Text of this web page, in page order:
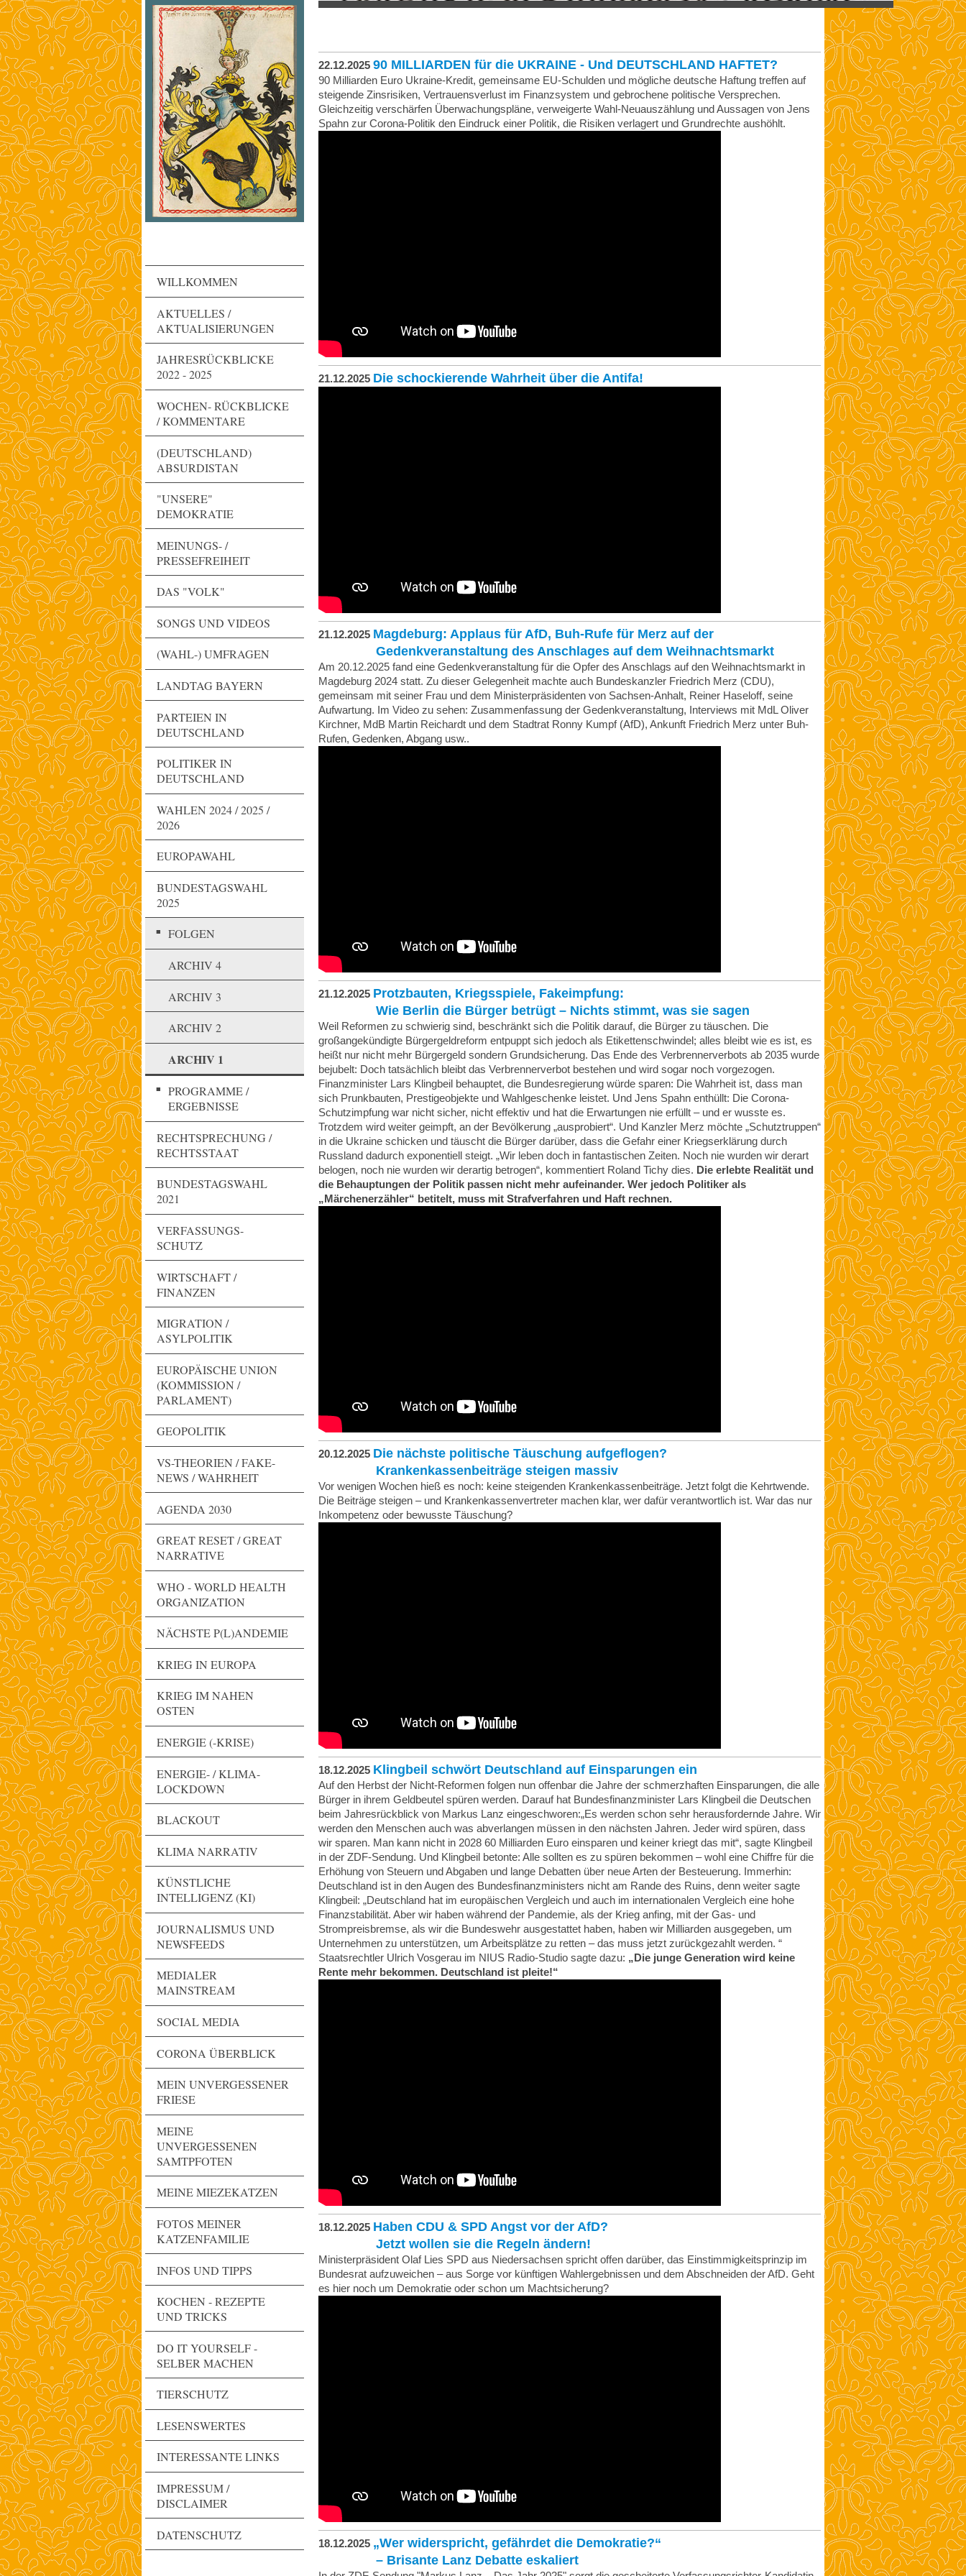
WILLKOMMEN
AKTUELLES /
AKTUALISIERUNGEN
JAHRESRÜCKBLICKE
2022 - 2025
WOCHEN- RÜCKBLICKE
/ KOMMENTARE
(DEUTSCHLAND)
ABSURDISTAN
"UNSERE"
DEMOKRATIE
MEINUNGS- /
PRESSEFREIHEIT
DAS "VOLK"
SONGS UND VIDEOS
(WAHL-) UMFRAGEN
LANDTAG BAYERN
PARTEIEN IN
DEUTSCHLAND
POLITIKER IN
DEUTSCHLAND
WAHLEN 2024 / 2025 /
2026
EUROPAWAHL
BUNDESTAGSWAHL
2025
FOLGEN
ARCHIV 4
ARCHIV 3
ARCHIV 2
ARCHIV 1
PROGRAMME /
ERGEBNISSE
RECHTSPRECHUNG /
RECHTSSTAAT
BUNDESTAGSWAHL
2021
VERFASSUNGS-
SCHUTZ
WIRTSCHAFT /
FINANZEN
MIGRATION /
ASYLPOLITIK
EUROPÄISCHE UNION
(KOMMISSION /
PARLAMENT)
GEOPOLITIK
VS-THEORIEN / FAKE-
NEWS / WAHRHEIT
AGENDA 2030
GREAT RESET / GREAT
NARRATIVE
WHO - WORLD HEALTH
ORGANIZATION
NÄCHSTE P(L)ANDEMIE
KRIEG IN EUROPA
KRIEG IM NAHEN
OSTEN
ENERGIE (-KRISE)
ENERGIE- / KLIMA-
LOCKDOWN
BLACKOUT
KLIMA NARRATIV
KÜNSTLICHE
INTELLIGENZ (KI)
JOURNALISMUS UND
NEWSFEEDS
MEDIALER
MAINSTREAM
SOCIAL MEDIA
CORONA ÜBERBLICK
MEIN UNVERGESSENER
FRIESE
MEINE
UNVERGESSENEN
SAMTPFOTEN
MEINE MIEZEKATZEN
FOTOS MEINER
KATZENFAMILIE
INFOS UND TIPPS
KOCHEN - REZEPTE
UND TRICKS
DO IT YOURSELF -
SELBER MACHEN
TIERSCHUTZ
LESENSWERTES
INTERESSANTE LINKS
IMPRESSUM /
DISCLAIMER
DATENSCHUTZ
22.12.2025 90 MILLIARDEN für die UKRAINE - Und DEUTSCHLAND HAFTET?
90 Milliarden Euro Ukraine-Kredit, gemeinsame EU-Schulden und mögliche deutsche Haftung treffen auf
steigende Zinsrisiken, Vertrauensverlust im Finanzsystem und gebrochene politische Versprechen.
Gleichzeitig verschärfen Überwachungspläne, verweigerte Wahl-Neuauszählung und Aussagen von Jens
Spahn zur Corona-Politik den Eindruck einer Politik, die Risiken verlagert und Grundrechte aushöhlt.
21.12.2025 Die schockierende Wahrheit über die Antifa!
21.12.2025 Magdeburg: Applaus für AfD, Buh-Rufe für Merz auf der
Gedenkveranstaltung des Anschlages auf dem Weihnachtsmarkt
Am 20.12.2025 fand eine Gedenkveranstaltung für die Opfer des Anschlags auf den Weihnachtsmarkt in
Magdeburg 2024 statt. Zu dieser Gelegenheit machte auch Bundeskanzler Friedrich Merz (CDU),
gemeinsam mit seiner Frau und dem Ministerpräsidenten von Sachsen-Anhalt, Reiner Haseloff, seine
Aufwartung. Im Video zu sehen: Zusammenfassung der Gedenkveranstaltung, Interviews mit MdL Oliver
Kirchner, MdB Martin Reichardt und dem Stadtrat Ronny Kumpf (AfD), Ankunft Friedrich Merz unter Buh-
Rufen, Gedenken, Abgang usw..
21.12.2025 Protzbauten, Kriegsspiele, Fakeimpfung:
Wie Berlin die Bürger betrügt – Nichts stimmt, was sie sagen
Weil Reformen zu schwierig sind, beschränkt sich die Politik darauf, die Bürger zu täuschen. Die
großangekündigte Bürgergeldreform entpuppt sich jedoch als Etikettenschwindel; alles bleibt wie es ist, es
heißt nur nicht mehr Bürgergeld sondern Grundsicherung. Das Ende des Verbrennerverbots ab 2035 wurde
bejubelt: Doch tatsächlich bleibt das Verbrennerverbot bestehen und wird sogar noch vorgezogen.
Finanzminister Lars Klingbeil behauptet, die Bundesregierung würde sparen: Die Wahrheit ist, dass man
sich Prunkbauten, Prestigeobjekte und Wahlgeschenke leistet. Und Jens Spahn enthüllt: Die Corona-
Schutzimpfung war nicht sicher, nicht effektiv und hat die Erwartungen nie erfüllt – und er wusste es.
Trotzdem wird weiter geimpft, an der Bevölkerung „ausprobiert“. Und Kanzler Merz möchte „Schutztruppen“
in die Ukraine schicken und täuscht die Bürger darüber, dass die Gefahr einer Kriegserklärung durch
Russland dadurch exponentiell steigt. „Wir leben doch in fantastischen Zeiten. Noch nie wurden wir derart
belogen, noch nie wurden wir derartig betrogen“, kommentiert Roland Tichy dies. Die erlebte Realität und
die Behauptungen der Politik passen nicht mehr aufeinander. Wer jedoch Politiker als
„Märchenerzähler“ betitelt, muss mit Strafverfahren und Haft rechnen.
20.12.2025 Die nächste politische Täuschung aufgeflogen?
Krankenkassenbeiträge steigen massiv
Vor wenigen Wochen hieß es noch: keine steigenden Krankenkassenbeiträge. Jetzt folgt die Kehrtwende.
Die Beiträge steigen – und Krankenkassenvertreter machen klar, wer dafür verantwortlich ist. War das nur
Inkompetenz oder bewusste Täuschung?
18.12.2025 Klingbeil schwört Deutschland auf Einsparungen ein
Auf den Herbst der Nicht-Reformen folgen nun offenbar die Jahre der schmerzhaften Einsparungen, die alle
Bürger in ihrem Geldbeutel spüren werden. Darauf hat Bundesfinanzminister Lars Klingbeil die Deutschen
beim Jahresrückblick von Markus Lanz eingeschworen:„Es werden schon sehr herausfordernde Jahre. Wir
werden den Menschen auch was abverlangen müssen in den nächsten Jahren. Jeder wird spüren, dass
wir sparen. Man kann nicht in 2028 60 Milliarden Euro einsparen und keiner kriegt das mit“, sagte Klingbeil
in der ZDF-Sendung. Und Klingbeil betonte: Alle sollten es zu spüren bekommen – wohl eine Chiffre für die
Erhöhung von Steuern und Abgaben und lange Debatten über neue Arten der Besteuerung. Immerhin:
Deutschland ist in den Augen des Bundesfinanzministers nicht am Rande des Ruins, denn weiter sagte
Klingbeil: „Deutschland hat im europäischen Vergleich und auch im internationalen Vergleich eine hohe
Finanzstabilität. Aber wir haben während der Pandemie, als der Krieg anfing, mit der Gas- und
Strompreisbremse, als wir die Bundeswehr ausgestattet haben, haben wir Milliarden ausgegeben, um
Unternehmen zu unterstützen, um Arbeitsplätze zu retten – das muss jetzt zurückgezahlt werden. “
Staatsrechtler Ulrich Vosgerau im NIUS Radio-Studio sagte dazu: „Die junge Generation wird keine
Rente mehr bekommen. Deutschland ist pleite!“
18.12.2025 Haben CDU & SPD Angst vor der AfD?
Jetzt wollen sie die Regeln ändern!
Ministerpräsident Olaf Lies SPD aus Niedersachsen spricht offen darüber, das Einstimmigkeitsprinzip im
Bundesrat aufzuweichen – aus Sorge vor künftigen Wahlergebnissen und dem Abschneiden der AfD. Geht
es hier noch um Demokratie oder schon um Machtsicherung?
18.12.2025 „Wer widerspricht, gefährdet die Demokratie?“
– Brisante Lanz Debatte eskaliert